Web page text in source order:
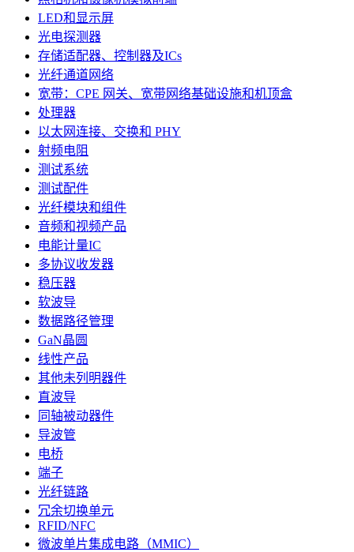
LED和显示屏
光电探测器
存储适配器、控制器及ICs
光纤通道网络
宽带：CPE 网关、宽带网络基础设施和机顶盒
处理器
以太网连接、交换和 PHY
射频电阻
测试系统
测试配件
光纤模块和组件
音频和视频产品
电能计量IC
多协议收发器
稳压器
软波导
数据路径管理
GaN晶圆
线性产品
其他未列明器件
直波导
同轴被动器件
导波管
电桥
端子
光纤链路
冗余切换单元
RFID/NFC
微波单片集成电路（MMIC）